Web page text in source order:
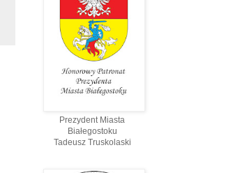
Prezydent Miasta
Białegostoku
Tadeusz Truskolaski